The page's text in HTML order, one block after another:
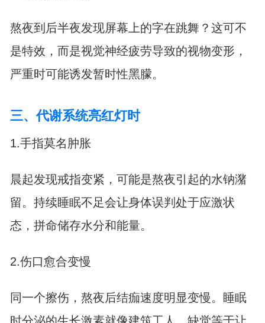
熬夜到后半夜发现屏幕上的字在跳舞？这可不
是特效，而是视觉神经疲劳导致的视物变形，
严重时可能诱发暂时性黑朦。
三、代谢系统亮红灯时
1.手指莫名肿胀
晨起发现戒指变紧，可能是熬夜引起的水钠潴
留。持续睡眠不足会让身体误判处于应激状
态，拼命储存水分和能量。
2.伤口愈合变慢
同一个擦伤，熬夜后结痂速度明显变慢。睡眠